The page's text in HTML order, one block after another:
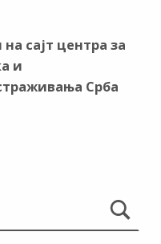
сајт центра за
и
Срба